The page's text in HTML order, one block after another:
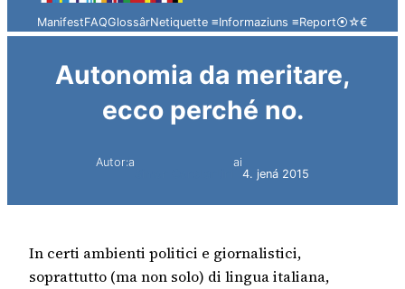
ManifestFAQGlossârNetiquette ≡Informaziuns ≡Report⦿☆€
Autonomia da meritare,
ecco perché no.
Autor:a
ai
4. jená 2015
In certi ambienti politici e giornalistici,
soprattutto (ma non solo) di lingua italiana,